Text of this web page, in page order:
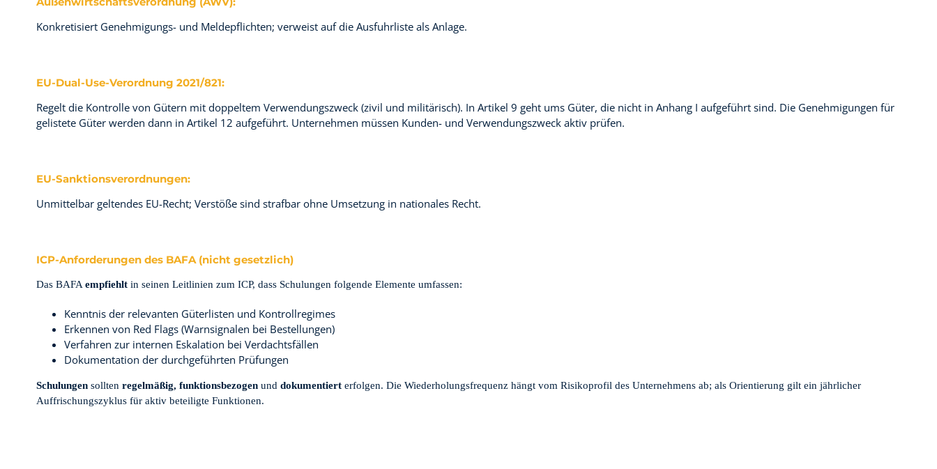
Konkretisiert Genehmigungs- und Meldepflichten; verweist auf die Ausfuhrliste als Anlage.
EU-Dual-Use-Verordnung 2021/821:
Regelt die Kontrolle von Gütern mit doppeltem Verwendungszweck (zivil und militärisch). In Artikel 9 geht ums Güter, die nicht in Anhang I aufgeführt sind. Die Genehmigungen für
gelistete Güter werden dann in Artikel 12 aufgeführt. Unternehmen müssen Kunden- und Verwendungszweck aktiv prüfen.
EU-Sanktionsverordnungen:
Unmittelbar geltendes EU-Recht; Verstöße sind strafbar ohne Umsetzung in nationales Recht.
ICP-Anforderungen des BAFA (nicht gesetzlich)
Das BAFA empfiehltin seinen Leitlinien zum ICP, dass Schulungen folgende Elemente umfassen:
Kenntnis der relevanten Güterlisten und Kontrollregimes
Erkennen von Red Flags (Warnsignalen bei Bestellungen)
Verfahren zur internen Eskalation bei Verdachtsfällen
Dokumentation der durchgeführten Prüfungen
Schulungensollten regelmäßig, funktionsbezogenund dokumentierterfolgen. Die Wiederholungsfrequenz hängt vom Risikoprofil des Unternehmens ab; als Orientierung gilt ein jährlicher
Auffrischungszyklus für aktiv beteiligte Funktionen.